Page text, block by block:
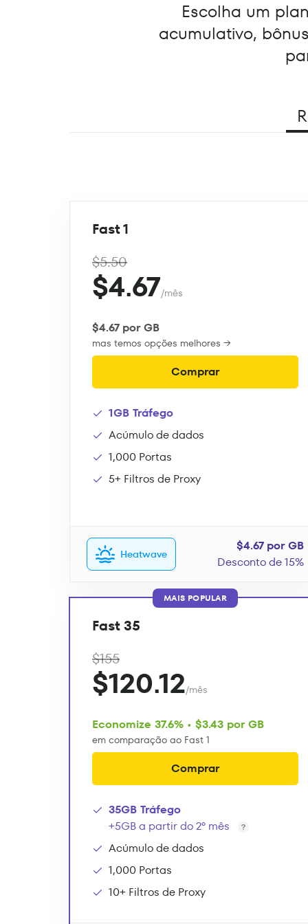
Escolha um
acumulativo,
Fast 1
$5.50
$4.67/mês
$4.67 por GB
mas temos opções melhores →
Comprar
1GB Tráfego
Acúmulo de dados
1,000 Portas
5+ Filtros de Proxy
Heatwave
$4.67 por GB
Desconto de 15%
MAIS POPULAR
Fast 35
$155
$120.12/mês
Economize 37.6% • $3.43 por GB
em comparação ao Fast 1
Comprar
35GB Tráfego
+5GB a partir do 2º mês
Acúmulo de dados
1,000 Portas
10+ Filtros de Proxy